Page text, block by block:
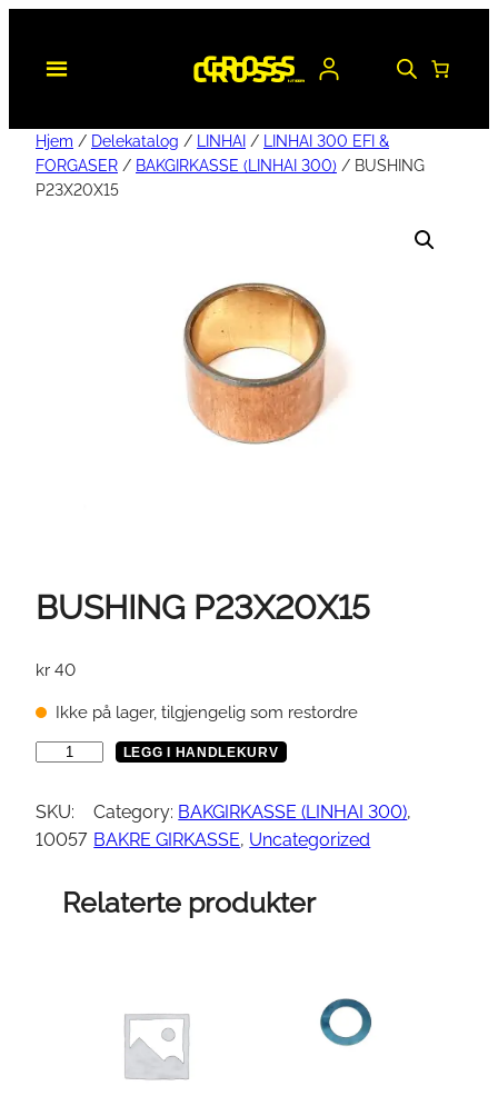
Hjem / Delekatalog / LINHAI /
LINHAI 300 EFI &
FORGASER / BAKGIRKASSE (LINHAI 300) / BUSHING
P23X20X15
BUSHING P23X20X15
kr 40
Ikke på lager, tilgjengelig som restordre
S
H
LEGG I HANDLEKURV
SKU:
10057
Category: BAKGIRKASSE (LINHAI 300)
BAKRE GIRKASSE, Uncategorized
Relaterte produkter